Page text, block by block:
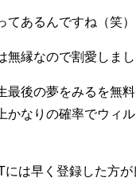
てあるんですね（笑）
無縁なので割愛しま
最後の夢をみるを無
かなりの確率でウィ
は早く登録した方が